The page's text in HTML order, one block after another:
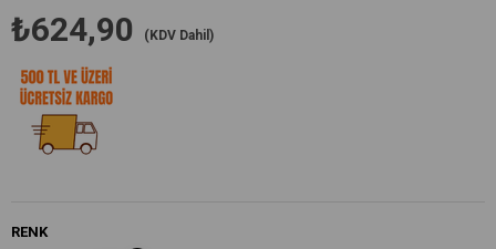
₺624,90 (KDV Dahil)
RENK